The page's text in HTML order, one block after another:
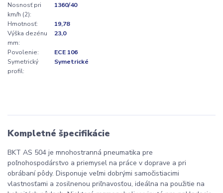
Nosnosť pri
km/h (2):
1360/40
Hmotnosť:
19,78
Výška dezénu
mm:
23,0
Povolenie:
ECE 106
Symetrický
profil:
Symetrické
Kompletné špecifikácie
BKT AS 504 je mnohostranná pneumatika pre
poľnohospodárstvo a priemysel na práce v doprave a pri
obrábaní pôdy. Disponuje veľmi dobrými samočistiacimi
vlastnosťami a zosilnenou priľnavosťou, ideálna na použitie na